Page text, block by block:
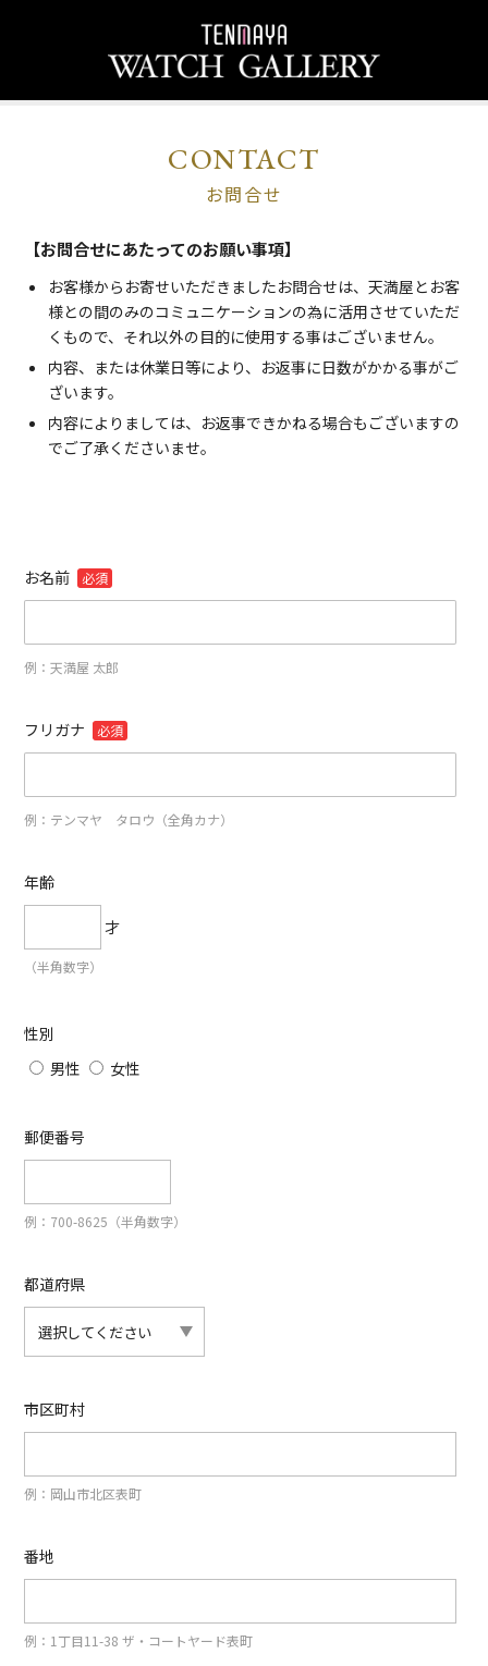
CONTACT
お問合せ
【お問合せにあたってのお願い事項】
お客様からお寄せいただきましたお問合せは、天満屋とお客
様との間のみのコミュニケーションの為に活用させていただ
くもので、それ以外の目的に使用する事はございません。
内容、または休業日等により、お返事に日数がかかる事がご
ざいます。
内容によりましては、お返事できかねる場合もございますの
でご了承くださいませ。
お名前 必須
例：天満屋 太郎
フリガナ 必須
例：テンマヤ タロウ（全角カナ）
年齢
才
（半角数字）
性別
男性
女性
郵便番号
例：700-8625（半角数字）
都道府県
市区町村
例：岡山市北区表町
番地
例：1丁目11-38 ザ・コートヤード表町